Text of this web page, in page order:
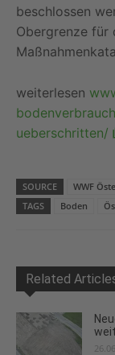
beschlossen
Obergrenze für
weiterlesen
ueberschritten/
SOURCE
WWF
TAGS
Boden
Related